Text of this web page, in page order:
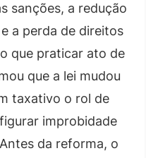
sanções, a redução
a perda de direitos
que praticar ato de
que a lei mudou
taxativo o rol de
improbidade
da reforma, o